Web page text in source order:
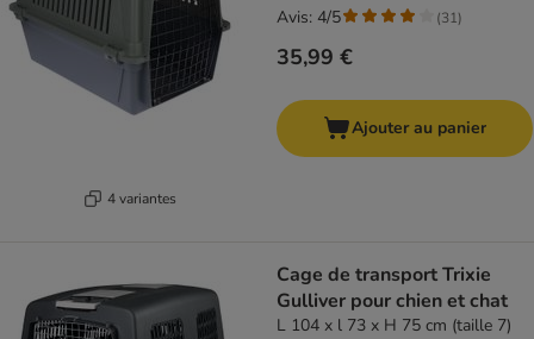
4 variantes
35,99 €
Avis: 4/5 (31)
Ajouter au panier
Cage de transport Trixie
Gulliver pour chien et chat
L 104 x l 73 x H 75 cm (taille 7)